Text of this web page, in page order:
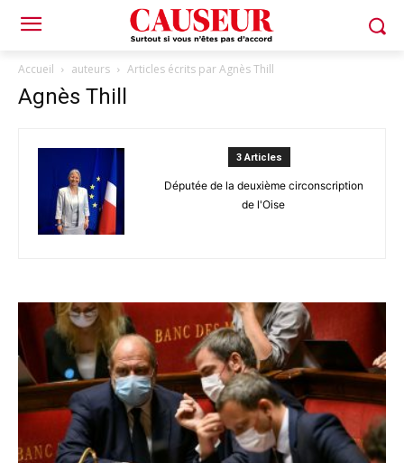
Accueil auteurs Articles écrits par Agnès Thill
Agnès Thill
3 Articles
Députée de la deuxième circonscription
de l'Oise